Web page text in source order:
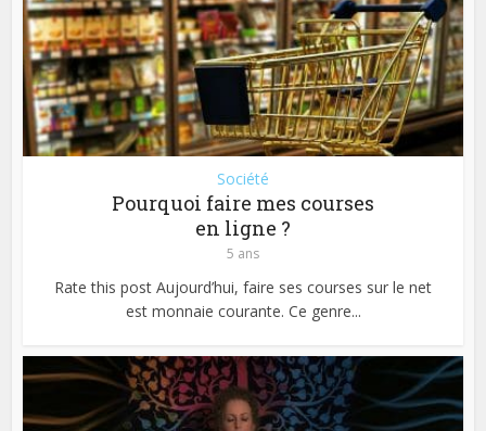
Société
Pourquoi faire mes courses
en ligne ?
5 ans
Rate this post Aujourd’hui, faire ses courses sur le net
est monnaie courante. Ce genre...